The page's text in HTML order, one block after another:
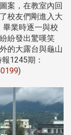
案，在教室內回
校友們剛進入大
業時逐一與校
紛發出驚嘆笑
的大露台與龜山
1245期：
)